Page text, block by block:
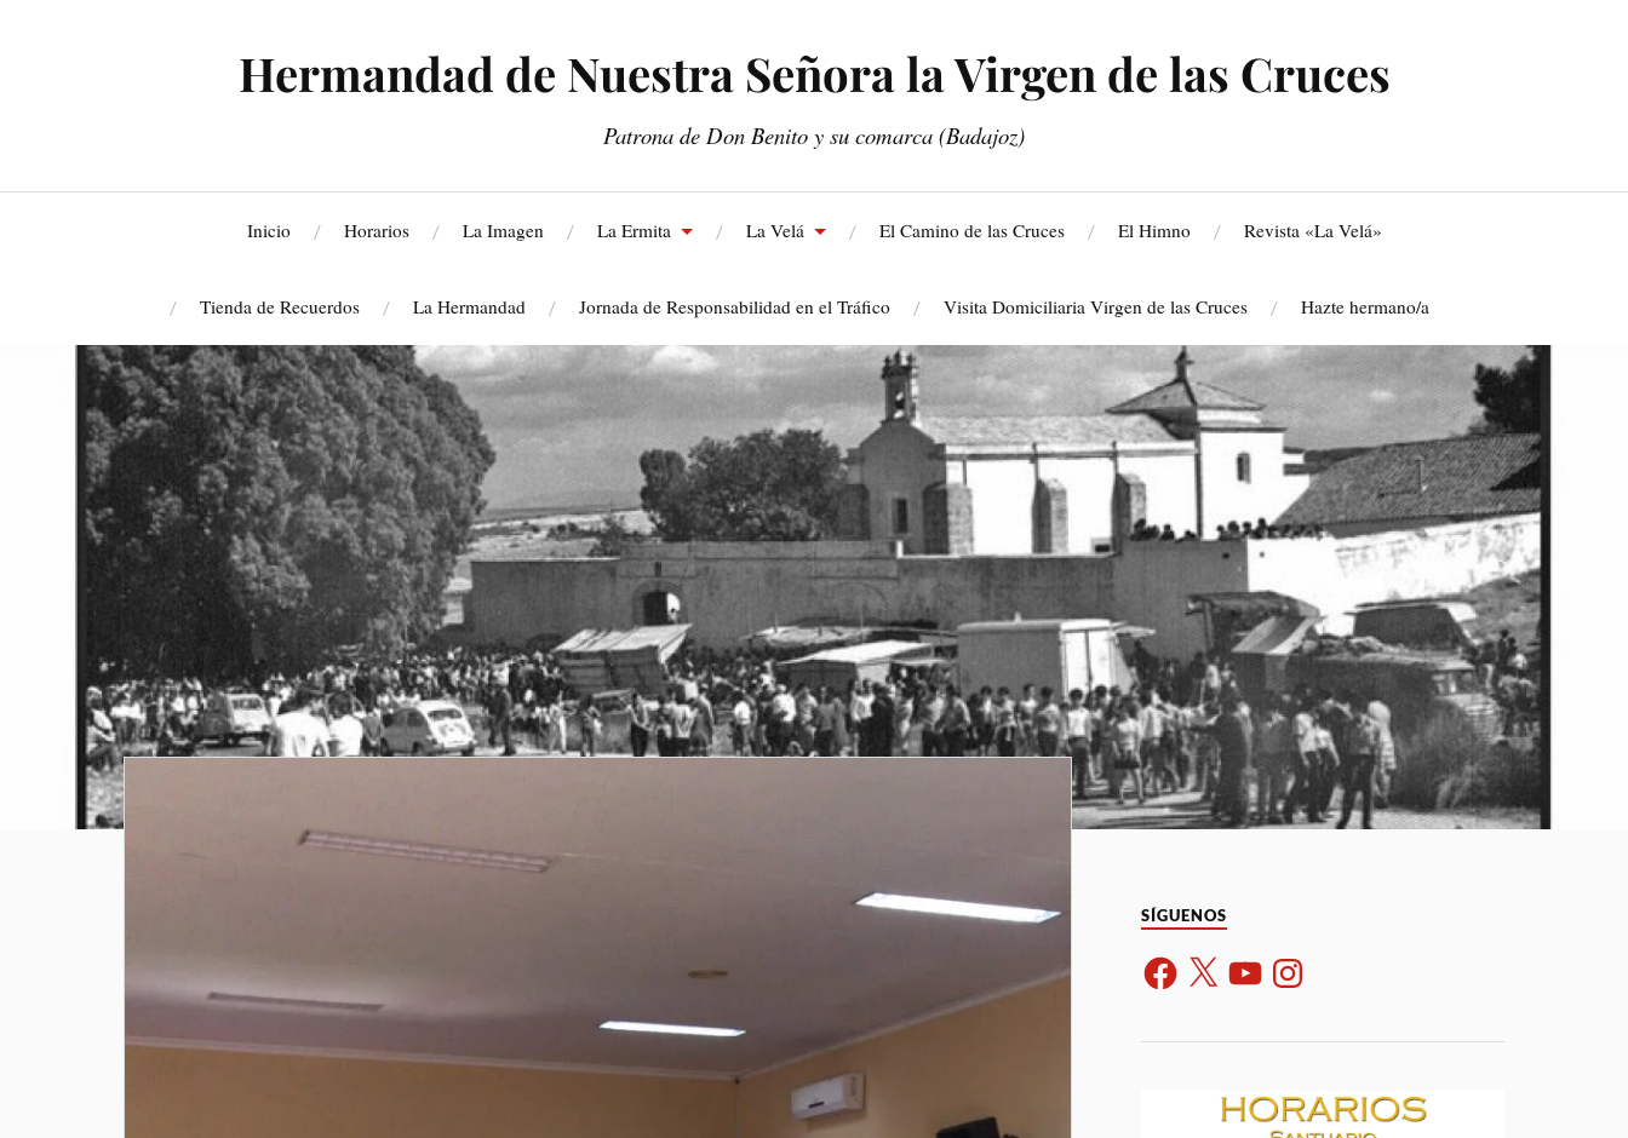
Hermandad de Nuestra Señora la Virgen de las Cruces
Patrona de Don Benito y su comarca (Badajoz)
Inicio Horarios La Imagen La Ermita La Velá El Camino de las Cruces El Himno Revista «La Velá»
Tienda de Recuerdos La Hermandad Jornada de Responsabilidad en el Tráfico Visita Domiciliaria Virgen de las Cruces Hazte hermano/a
SÍGUENOS